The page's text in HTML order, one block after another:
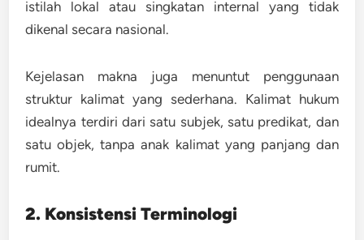
istilah lokal atau singkatan internal yang tidak
dikenal secara nasional.
Kejelasan makna juga menuntut penggunaan
struktur kalimat yang sederhana. Kalimat hukum
idealnya terdiri dari satu subjek, satu predikat, dan
satu objek, tanpa anak kalimat yang panjang dan
rumit.
2. Konsistensi Terminologi